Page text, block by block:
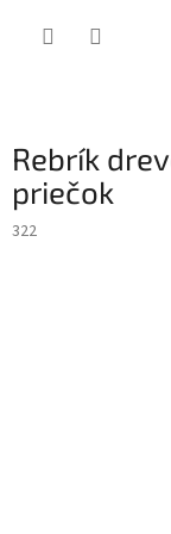
Rebrík
priečok
322